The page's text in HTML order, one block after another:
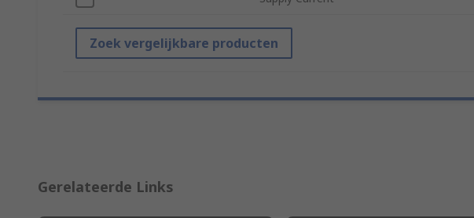
Zoek vergelijkbare producten
Gerelateerde Links